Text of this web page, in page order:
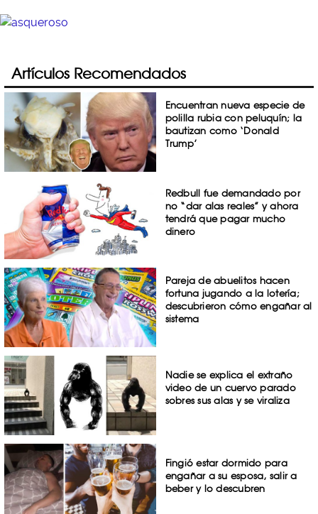
Artículos Recomendados
Encuentran nueva especie de
polilla rubia con peluquín; la
bautizan como ‘Donald
Trump’
Redbull fue demandado por
no “dar alas reales” y ahora
tendrá que pagar mucho
dinero
Pareja de abuelitos hacen
fortuna jugando a la lotería;
descubrieron cómo engañar al
sistema
Nadie se explica el extraño
video de un cuervo parado
sobres sus alas y se viraliza
Fingió estar dormido para
engañar a su esposa, salir a
beber y lo descubren